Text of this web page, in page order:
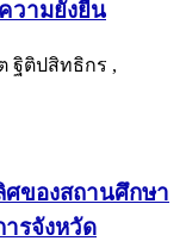
วามยั่งยืน
ฐิติปสิทธิกร ,
ศของสถานศึกษา
รจังหวัด